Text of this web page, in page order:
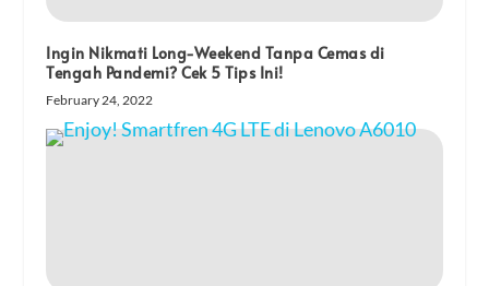
Ingin Nikmati Long-Weekend Tanpa Cemas di
Tengah Pandemi? Cek 5 Tips Ini!
February 24, 2022